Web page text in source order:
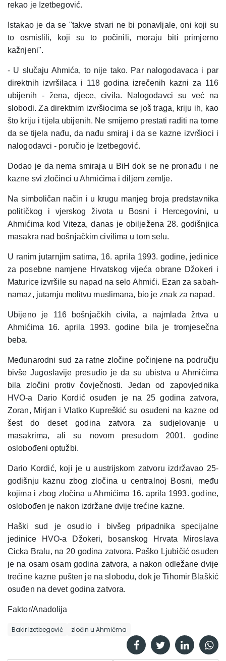
rekao je Izetbegović.
Istakao je da se "takve stvari ne bi ponavljale, oni koji su
to osmislili, koji su to počinili, moraju biti primjerno
kažnjeni".
- U slučaju Ahmića, to nije tako. Par nalogodavaca i par
direktnih izvršilaca i 118 godina izrečenih kazni za 116
ubijenih - žena, djece, civila. Nalogodavci su već na
slobodi. Za direktnim izvršiocima se još traga, kriju ih, kao
što kriju i tijela ubijenih. Ne smijemo prestati raditi na tome
da se tijela nađu, da nađu smiraj i da se kazne izvršioci i
nalogodavci - poručio je Izetbegović.
Dodao je da nema smiraja u BiH dok se ne pronađu i ne
kazne svi zločinci u Ahmićima i diljem zemlje.
Na simboličan način i u krugu manjeg broja predstavnika
političkog i vjerskog života u Bosni i Hercegovini, u
Ahmićima kod Viteza, danas je obilježena 28. godišnjica
masakra nad bošnjačkim civilima u tom selu.
U ranim jutarnjim satima, 16. aprila 1993. godine, jedinice
za posebne namjene Hrvatskog vijeća obrane Džokeri i
Maturice izvršile su napad na selo Ahmići. Ezan za sabah-
namaz, jutarnju molitvu muslimana, bio je znak za napad.
Ubijeno je 116 bošnjačkih civila, a najmlađa žrtva u
Ahmićima 16. aprila 1993. godine bila je tromjesečna
beba.
Međunarodni sud za ratne zločine počinjene na području
bivše Jugoslavije presudio je da su ubistva u Ahmićima
bila zločini protiv čovječnosti. Jedan od zapovjednika
HVO-a Dario Kordić osuđen je na 25 godina zatvora,
Zoran, Mirjan i Vlatko Kupreškić su osuđeni na kazne od
šest do deset godina zatvora za sudjelovanje u
masakrima, ali su novom presudom 2001. godine
oslobođeni optužbi.
Dario Kordić, koji je u austrijskom zatvoru izdržavao 25-
godišnju kaznu zbog zločina u centralnoj Bosni, među
kojima i zbog zločina u Ahmićima 16. aprila 1993. godine,
oslobođen je nakon izdržane dvije trećine kazne.
Haški sud je osudio i bivšeg pripadnika specijalne
jedinice HVO-a Džokeri, bosanskog Hrvata Miroslava
Cicka Bralu, na 20 godina zatvora. Paško Ljubičić osuđen
je na osam osam godina zatvora, a nakon odležane dvije
trećine kazne pušten je na slobodu, dok je Tihomir Blaškić
osuđen na devet godina zatvora.
Faktor/Anadolija
Bakir Izetbegović zločin u Ahmićma